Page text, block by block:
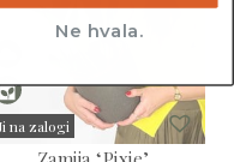
na zalogi
Ne hvala.